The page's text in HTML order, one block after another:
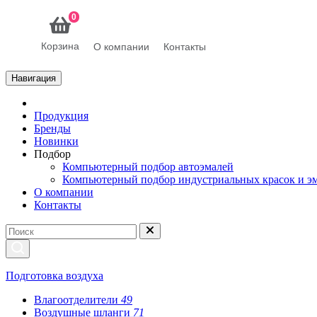
0
Корзина О компании Контакты
Навигация
Продукция
Бренды
Новинки
Подбор
Компьютерный подбор автоэмалей
Компьютерный подбор индустриальных красок и
О компании
Контакты
Подготовка воздуха
Влагоотделители 49
Воздушные шланги 71